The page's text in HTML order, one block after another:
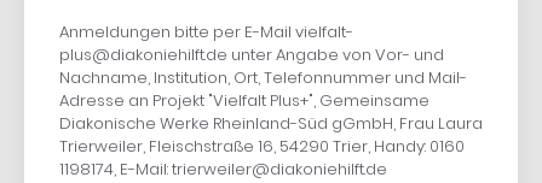
Anmeldungen bitte per E-Mail vielfalt-
plus@diakoniehilft.de unter Angabe von Vor- und
Nachname, Institution, Ort, Telefonnummer und Mail-
Adresse an Projekt "Vielfalt Plus+", Gemeinsame
Diakonische Werke Rheinland-Süd gGmbH, Frau Laura
Trierweiler, Fleischstraße 16, 54290 Trier, Handy: 0160
1198174, E-Mail: trierweiler@diakoniehilft.de